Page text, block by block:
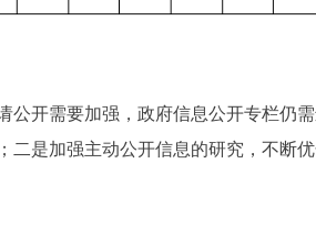
需要加强，政府信息公开专栏仍需
二是加强主动公开信息的研究，不断